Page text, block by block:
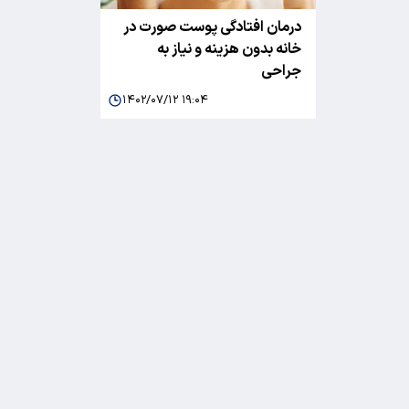
درمان افتادگی پوست صورت در
خانه بدون هزینه و نیاز به
جراحی
۱۴۰۲/۰۷/۱۲ ۱۹:۰۴